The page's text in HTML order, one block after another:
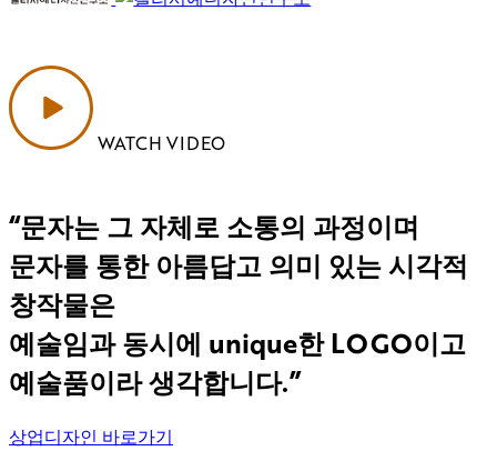
WATCH VIDEO
“문자는 그 자체로 소통의 과정이며
문자를 통한 아름답고 의미 있는 시각적
창작물은
예술임과 동시에 unique한 LOGO이고
예술품이라 생각합니다.”
상업디자인 바로가기